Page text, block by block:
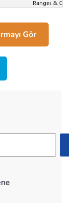
Gör